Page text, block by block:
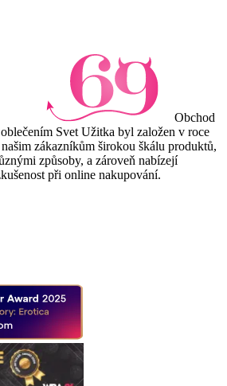
Obchod
Svet Užitka byl založen v roce
zákazníkům širokou škálu produktů,
způsoby, a zároveň nabízejí
při online nakupování.